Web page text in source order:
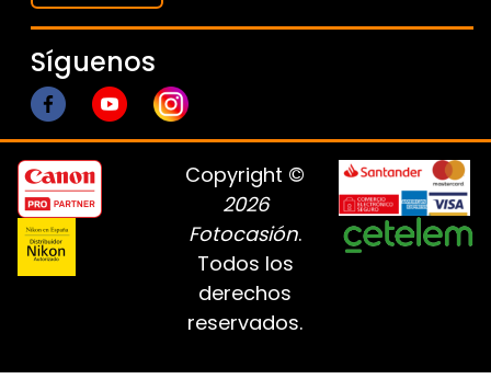
Síguenos
Copyright ©
2026
Fotocasión.
Todos los
derechos
reservados.